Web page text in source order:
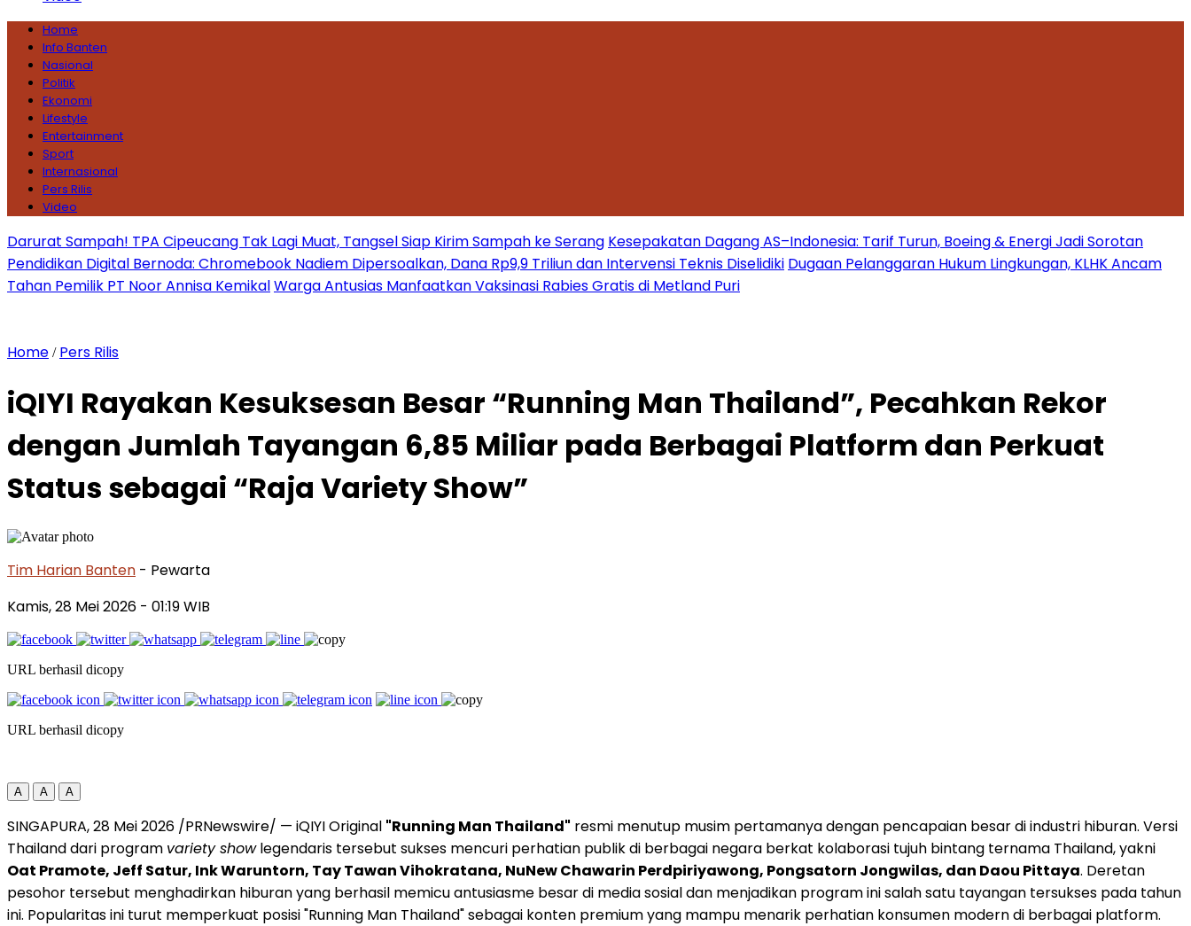
Home
Info Banten
Nasional
Politik
Ekonomi
Lifestyle
Entertainment
Sport
Internasional
Pers Rilis
Video
Darurat Sampah! TPA Cipeucang Tak Lagi Muat, Tangsel Siap Kirim Sampah ke Serang Kesepakatan Dagang AS–Indonesia: Tarif Turun, Boeing & Energi Jadi Sorotan
Pendidikan Digital Bernoda: Chromebook Nadiem Dipersoalkan, Dana Rp9,9 Triliun dan Intervensi Teknis Diselidiki Dugaan Pelanggaran Hukum Lingkungan, KLHK Ancam
Tahan Pemilik PT Noor Annisa KemikalWarga Antusias Manfaatkan Vaksinasi Rabies Gratis di Metland Puri
Home / Pers Rilis
iQIYI Rayakan Kesuksesan Besar “Running Man Thailand”, Pecahkan Rekor
dengan Jumlah Tayangan 6,85 Miliar pada Berbagai Platform dan Perkuat
Status sebagai “Raja Variety Show”
Tim Harian Banten - Pewarta
Kamis, 28 Mei 2026 - 01:19 WIB
URL berhasil dicopy
URL berhasil dicopy
A A A
SINGAPURA, 28 Mei 2026 /PRNewswire/ — iQIYI Original "Running Man Thailand" resmi menutup musim pertamanya dengan pencapaian besar di industri hiburan. Versi
Thailand dari program variety showlegendaris tersebut sukses mencuri perhatian publik di berbagai negara berkat kolaborasi tujuh bintang ternama Thailand, yakni
Oat Pramote, Jeff Satur, Ink Waruntorn, Tay Tawan Vihokratana, NuNew Chawarin Perdpiriyawong, Pongsatorn Jongwilas, dan Daou Pittaya. Deretan
pesohor tersebut menghadirkan hiburan yang berhasil memicu antusiasme besar di media sosial dan menjadikan program ini salah satu tayangan tersukses pada tahun
ini. Popularitas ini turut memperkuat posisi "Running Man Thailand" sebagai konten premium yang mampu menarik perhatian konsumen modern di berbagai platform.